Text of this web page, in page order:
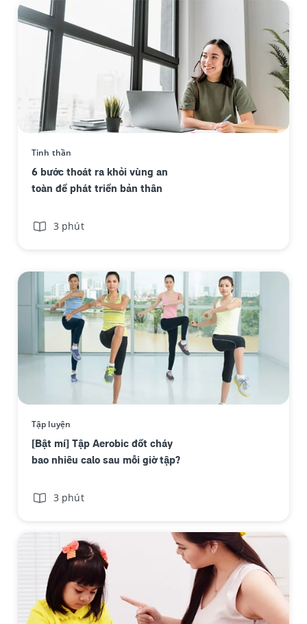
Tinh thần
6 bước thoát ra khỏi vùng an
toàn để phát triển bản thân
3 phút
tập aerobic đốt cháy bao nhiêu calo - Thumnail
Tập luyện
[Bật mí] Tập Aerobic đốt cháy
bao nhiêu calo sau mỗi giờ tập?
3 phút